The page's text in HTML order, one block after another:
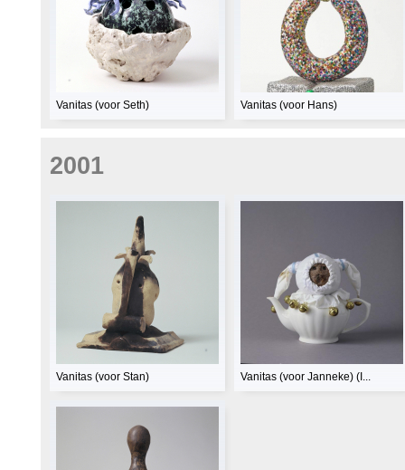
Vanitas (voor Seth) Vanitas (voor Hans)
2001
Vanitas (voor Stan) Vanitas (voor Janneke) (I...